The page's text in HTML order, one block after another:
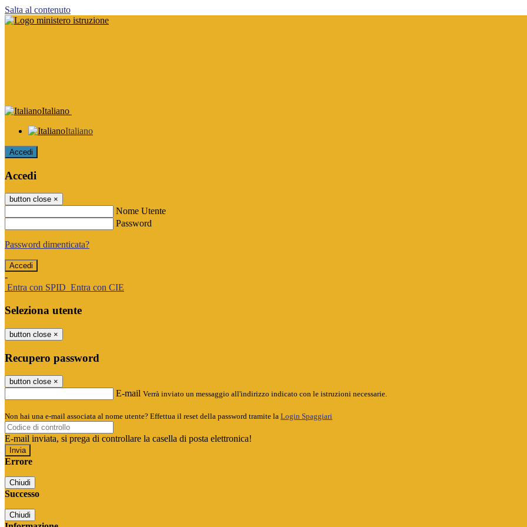
Salta al contenuto
Italiano
Italiano
Accedi
Accedi
button close ×
Nome Utente
Password
Password dimenticata?
-
Entra con SPID Entra con CIE
Seleziona utente
button close ×
Recupero password
button close ×
E-mail Verrà inviato un messaggio all'indirizzo indicato con le istruzioni necessarie.
Non hai una e-mail associata al nome utente? Effettua il reset della password tramite la Login Spaggiari
E-mail inviata, si prega di controllare la casella di posta elettronica!
Errore
Chiudi
Successo
Chiudi